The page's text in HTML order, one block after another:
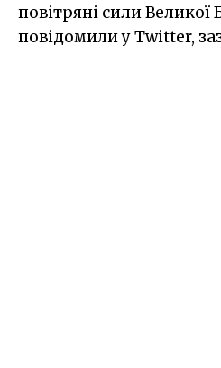
повітряні сили Великої
повідомили у Twitter,